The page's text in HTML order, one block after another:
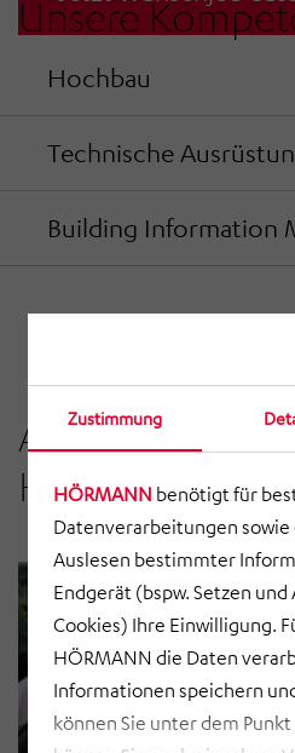
Zustimmung
HÖRMANN benötigt für
Datenverarbeitungen
Auslesen bestimmter
Endgerät (bspw. Setzen
Cookies) Ihre Einwilligung.
HÖRMANN die Daten
Informationen speichern
können Sie unter dem
engagierte und
Mitarbeiter.
Unsere
Hochbau
Technische
Building Information
Aktuelle
HÖRMANN